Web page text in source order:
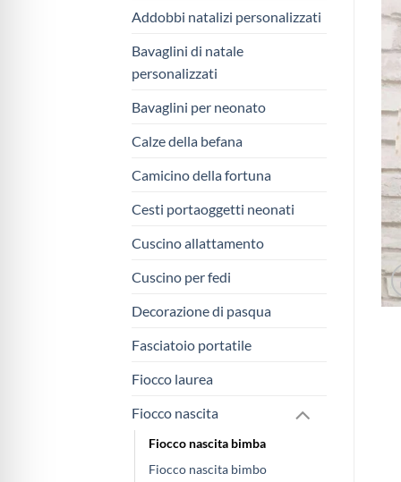
Addobbi natalizi personalizzati
Bavaglini di natale
personalizzati
Bavaglini per neonato
Calze della befana
Camicino della fortuna
Cesti portaoggetti neonati
Cuscino allattamento
Cuscino per fedi
Decorazione di pasqua
Fasciatoio portatile
Fiocco laurea
Fiocco nascita
Fiocco nascita bimba
Fiocco nascita bimbo